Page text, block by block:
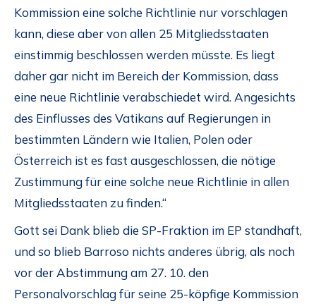
Kommission eine solche Richtlinie nur vorschlagen
kann, diese aber von allen 25 Mitgliedsstaaten
einstimmig beschlossen werden müsste. Es liegt
daher gar nicht im Bereich der Kommission, dass
eine neue Richtlinie verabschiedet wird. Angesichts
des Einflusses des Vatikans auf Regierungen in
bestimmten Ländern wie Italien, Polen oder
Österreich ist es fast ausgeschlossen, die nötige
Zustimmung für eine solche neue Richtlinie in allen
Mitgliedsstaaten zu finden.“
Gott sei Dank blieb die SP-Fraktion im EP standhaft,
und so blieb Barroso nichts anderes übrig, als noch
vor der Abstimmung am 27. 10. den
Personalvorschlag für seine 25-köpfige Kommission